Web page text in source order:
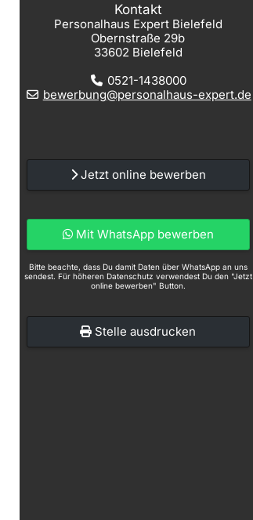
Kontakt
Personalhaus Expert Bielefeld
Obernstraße 29b
33602 Bielefeld
0521-1438000
bewerbung@personalhaus-expert.de
Jetzt online bewerben
Mit WhatsApp bewerben
Bitte beachte, dass Du damit Daten über WhatsApp an uns
sendest. Für höheren Datenschutz verwendest Du den "Jetzt
online bewerben" Button.
Stelle ausdrucken